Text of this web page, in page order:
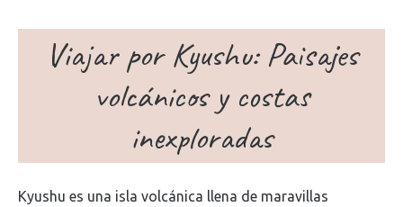
Viajar por Kyushu: Paisajes
volcánicos y costas
inexploradas
Kyushu es una isla volcánica llena de maravillas